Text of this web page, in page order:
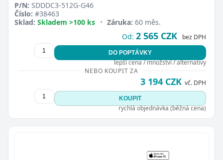
P/N: SDDDC3-512G-G46
Číslo: #38463
Sklad: Skladem >100 ks • Záruka: 60 měs.
Od: 2 565 CZK bez DPH
DO POPTÁVKY
lepší cena / množství / alternativy
NEBO KOUPIT ZA
3 194 CZK vč. DPH
KOUPIT
rychlá objednávka (běžná cena)